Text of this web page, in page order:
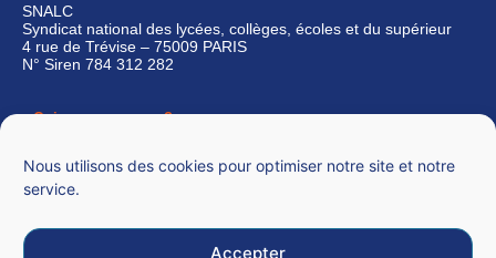
Nous utilisons des cookies pour optimiser notre site et notre
service.
Accepter
SNALC
Syndicat national des lycées, collèges, écoles et du supérieur
4 rue de Trévise – 75009 PARIS
N° Siren 784 312 282
Qui sommes-nous ?